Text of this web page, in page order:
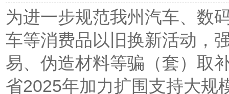
为进一步规范我州汽车、数
车等消费品以旧换新活动，
易、伪造材料等骗（套）取
省2025年加力扩围支持大规